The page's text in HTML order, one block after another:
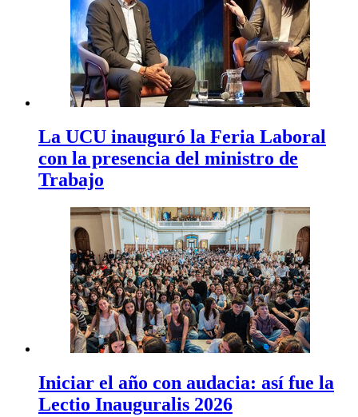
La UCU inauguró la Feria Laboral
con la presencia del ministro de
Trabajo
Iniciar el año con audacia: así fue la
Lectio Inauguralis 2026